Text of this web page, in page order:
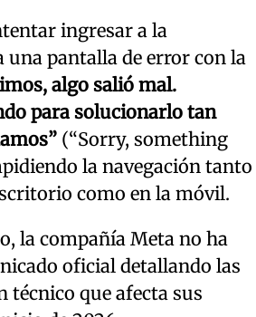
ingresar a la
pantalla de error con la
algo salió mal.
para solucionarlo tan
(“Sorry, something
la navegación tanto
como en la móvil.
la compañía Meta no ha
oficial detallando las
técnico que afecta sus